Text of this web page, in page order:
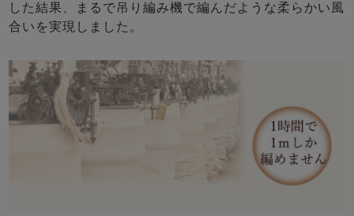
した結果、まるで吊り編み機で編んだような柔らかい風
合いを実現しました。